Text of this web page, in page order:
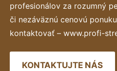
profesionálov za rozumný
či nezáväznú cenovú
kontaktovať – www.profi-
KONTAKTUJTE NÁS